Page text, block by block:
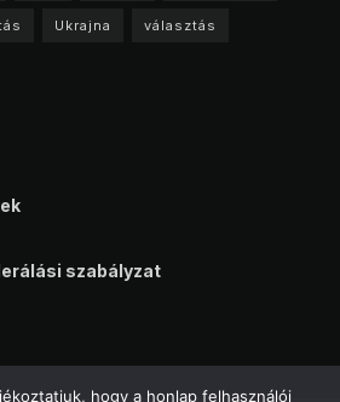
Ukrajna választás
szabályzat
hogy a honlap felhasználói